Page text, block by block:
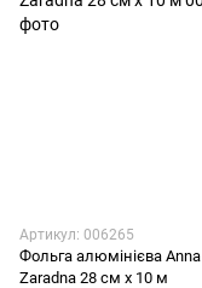
Артикул: 006265
Фольга алюмінієва Anna
Zaradna 28 см х 10 м